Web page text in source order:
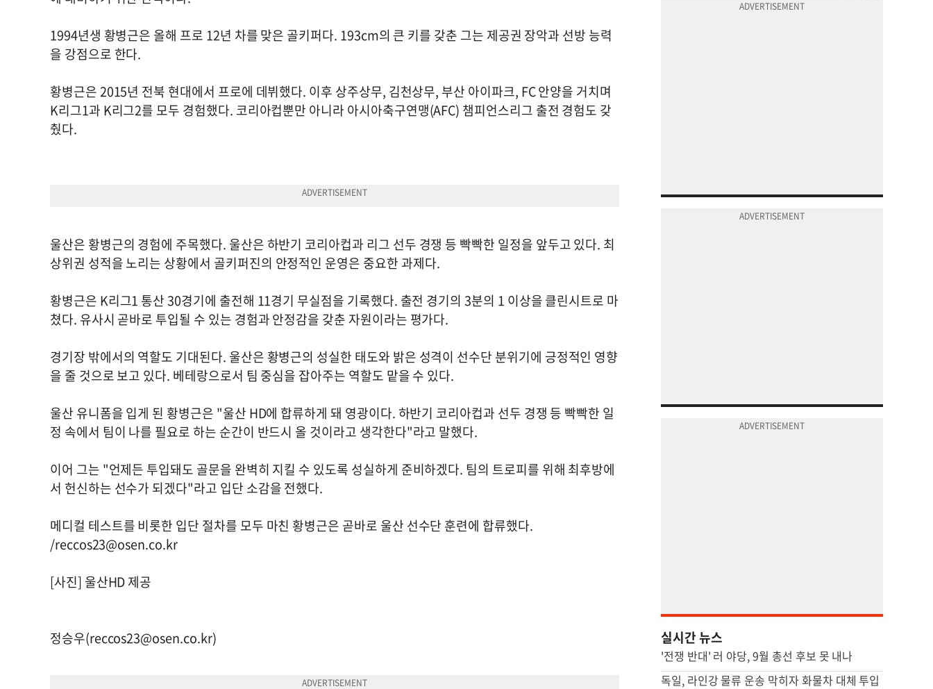
1994년생 황병근은 올해 프로 12년 차를 맞은 골키퍼다. 193cm의 큰 키를 갖춘 그는 제공권 장악과 선방 능력
을 강점으로 한다.
황병근은 2015년 전북 현대에서 프로에 데뷔했다. 이후 상주상무, 김천상무, 부산 아이파크, FC 안양을 거치며
K리그1과 K리그2를 모두 경험했다. 코리아컵뿐만 아니라 아시아축구연맹(AFC) 챔피언스리그 출전 경험도 갖
췄다.
울산은 황병근의 경험에 주목했다. 울산은 하반기 코리아컵과 리그 선두 경쟁 등 빡빡한 일정을 앞두고 있다. 최
상위권 성적을 노리는 상황에서 골키퍼진의 안정적인 운영은 중요한 과제다.
황병근은 K리그1 통산 30경기에 출전해 11경기 무실점을 기록했다. 출전 경기의 3분의 1 이상을 클린시트로 마
쳤다. 유사시 곧바로 투입될 수 있는 경험과 안정감을 갖춘 자원이라는 평가다.
경기장 밖에서의 역할도 기대된다. 울산은 황병근의 성실한 태도와 밝은 성격이 선수단 분위기에 긍정적인 영향
을 줄 것으로 보고 있다. 베테랑으로서 팀 중심을 잡아주는 역할도 맡을 수 있다.
울산 유니폼을 입게 된 황병근은 "울산 HD에 합류하게 돼 영광이다. 하반기 코리아컵과 선두 경쟁 등 빡빡한 일
정 속에서 팀이 나를 필요로 하는 순간이 반드시 올 것이라고 생각한다"라고 말했다.
이어 그는 "언제든 투입돼도 골문을 완벽히 지킬 수 있도록 성실하게 준비하겠다. 팀의 트로피를 위해 최후방에
서 헌신하는 선수가 되겠다"라고 입단 소감을 전했다.
메디컬 테스트를 비롯한 입단 절차를 모두 마친 황병근은 곧바로 울산 선수단 훈련에 합류했다.
/reccos23@osen.co.kr
[사진] 울산HD 제공
정승우(reccos23@osen.co.kr) 실시간 뉴스
'전쟁 반대' 러 야당, 9월 총선 후보 못 내나
독일, 라인강 물류 운송 막히자 화물차 대체 투입